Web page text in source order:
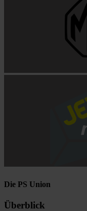
Die PS Union
Überblick